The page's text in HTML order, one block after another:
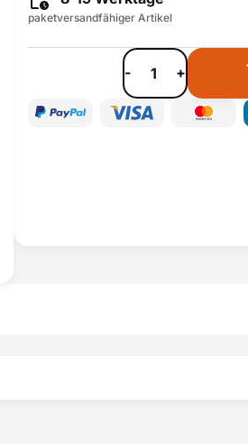
paketversandfähiger Artikel
- +